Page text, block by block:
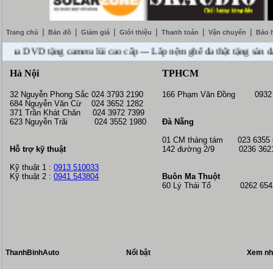
Trang chủ Bản đồ Giảm giá Giới thiệu Thanh toán Vận chuyển Bảo
tặng camera lùi cao cấp --- Lắp nệm ghế da thật tặng sàn da ---
Hà Nội
32 Nguyễn Phong Sắc 024 3793 2190
684 Nguyễn Văn Cừ 024 3652 1282
371 Trần Khát Chân 024 3972 7399
623 Nguyễn Trãi 024 3552 1980
Hỗ trợ kỹ thuật
Kỹ thuật 1 : 0913 510033
Kỹ thuật 2 : 0941 543804
TPHCM
166 Phạm Văn Đồng 0932
Đà Nẵng
01 CM tháng tám 023 6355
142 đường 2/9 0236
Buôn Ma Thuột
60 Lý Thái Tổ 0262
ThanhBinhAuto Nổi bật Xem